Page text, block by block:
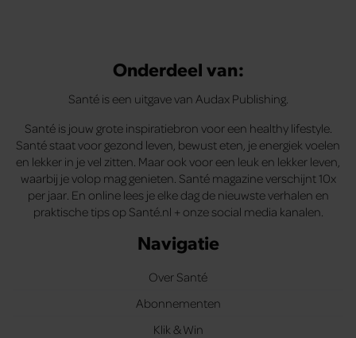
Onderdeel van:
Santé is een uitgave van Audax Publishing.
Santé is jouw grote inspiratiebron voor een healthy lifestyle.
Santé staat voor gezond leven, bewust eten, je energiek voelen
en lekker in je vel zitten. Maar ook voor een leuk en lekker leven,
waarbij je volop mag genieten. Santé magazine verschijnt 10x
per jaar. En online lees je elke dag de nieuwste verhalen en
praktische tips op Santé.nl + onze social media kanalen.
Navigatie
Over Santé
Abonnementen
Klik & Win